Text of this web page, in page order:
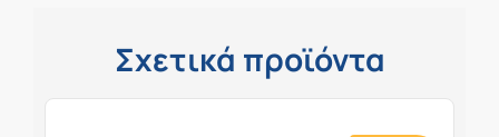
Σχετικά προϊόντα